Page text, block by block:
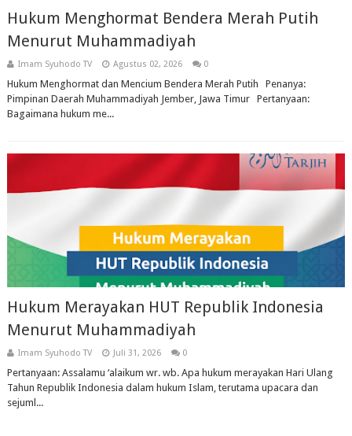
Hukum Menghormat Bendera Merah Putih
Menurut Muhammadiyah
Imam Syuhodo TV Agustus 02, 2026 0
Hukum Menghormat dan Mencium Bendera Merah Putih Penanya:
Pimpinan Daerah Muhammadiyah Jember, Jawa Timur Pertanyaan:
Bagaimana hukum me...
Hukum Merayakan HUT Republik Indonesia
Menurut Muhammadiyah
Imam Syuhodo TV Juli 31, 2026 0
Pertanyaan: Assalamu ‘alaikum wr. wb. Apa hukum merayakan Hari Ulang
Tahun Republik Indonesia dalam hukum Islam, terutama upacara dan
sejuml...